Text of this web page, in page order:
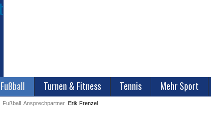
Fußball Turnen & Fitness Tennis Mehr Sport
Fußball Ansprechpartner Erik Frenzel